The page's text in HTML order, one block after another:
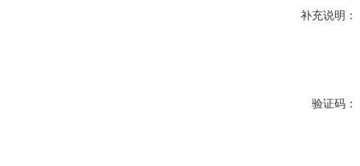
补充说明：
验证码：